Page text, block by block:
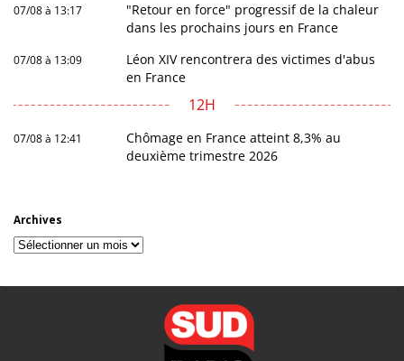
07/08 à 13:17
"Retour en force" progressif de la chaleur
dans les prochains jours en France
07/08 à 13:09
Léon XIV rencontrera des victimes d'abus
en France
12H
07/08 à 12:41
Chômage en France atteint 8,3% au
deuxième trimestre 2026
Archives
Archives